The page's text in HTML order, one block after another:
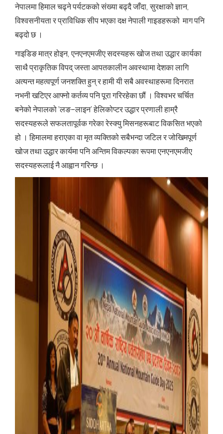
नेपालमा हिमाल चढ्ने पर्यटकको संख्या बढ्दै जाँदा, सुरक्षाको ज्ञान,
विश्वसनीयता र प्राविधिक सीप भएका दक्ष नेपाली गाइडहरूको माग पनि
बढ्दो छ ।
गाइडिङ मात्र होइन, एनएनएमजीए सदस्यहरू खोज तथा उद्धार कार्यका
साथै प्राकृतिक विपद् जस्ता आपतकालीन अवस्थामा देशका लागि
अत्यन्त महत्वपूर्ण जनशक्ति हुन् र हामी यी सबै अवस्थाहरूमा दिनरात
नभनी खटिएर आफ्नो कर्तव्य पनि पूरा गरिरहेका छौं । विश्वभर चर्चित
बनेको नेपालको ‘लङ–लाइन’ हेलिकोप्टर उद्धार प्रणाली हाम्रै
सदस्यहरूले सफलतापूर्वक गरेका रेस्क्यु मिसनहरूबाट विकसित भएको
हो । हिमालमा हराएका वा मृत व्यक्तिको सबैभन्दा जटिल र जोखिमपूर्ण
खोज तथा उद्धार कार्यमा पनि अन्तिम विकल्पका रूपमा एनएनएमजीए
सदस्यहरूलाई नै आह्वान गरिन्छ ।